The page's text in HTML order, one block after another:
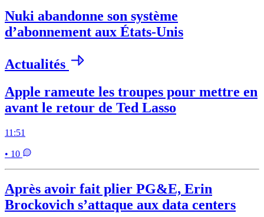
Nuki abandonne son système
d’abonnement aux États-Unis
Actualités
Apple rameute les troupes pour mettre en
avant le retour de Ted Lasso
11:51
• 10
Après avoir fait plier PG&E, Erin
Brockovich s’attaque aux data centers